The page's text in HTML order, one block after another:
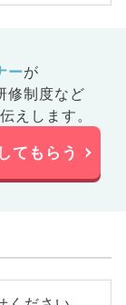
ーが
修制度など
えします。
てもらう